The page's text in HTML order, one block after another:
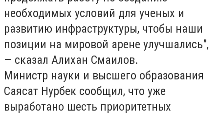
необходимых условий для ученых и
развитию инфраструктуры, чтобы наши
позиции на мировой арене улучшались",
— сказал Алихан Смаилов.
Министр науки и высшего образования
Саясат Нурбек сообщил, что уже
выработано шесть приоритетных